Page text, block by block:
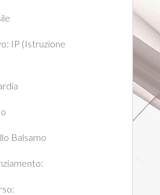
IP (Istruzione
Balsamo